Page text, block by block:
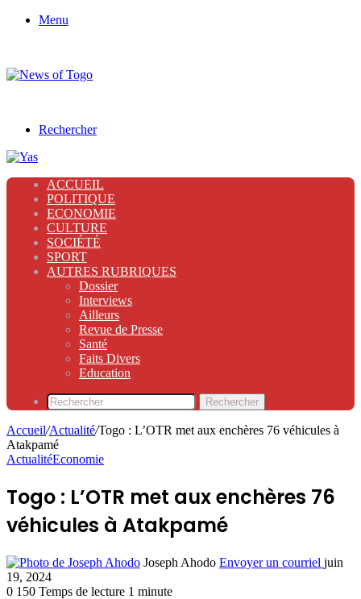
Menu
Rechercher
ACCUEIL
POLITIQUE
ECONOMIE
CULTURE
SOCIÉTÉ
SPORT
AUTRES RUBRIQUES
Dossier
Interviews
Ailleurs
Revue de Presse
Santé
Faits Divers
Education
Rechercher
Accueil/Actualité/Togo : L’OTR met aux enchères 76 véhicules à
Atakpamé
ActualitéEconomie
Togo : L’OTR met aux enchères 76
véhicules à Atakpamé
Joseph Ahodo Envoyer un courriel juin
19, 2024
0 150 Temps de lecture 1 minute